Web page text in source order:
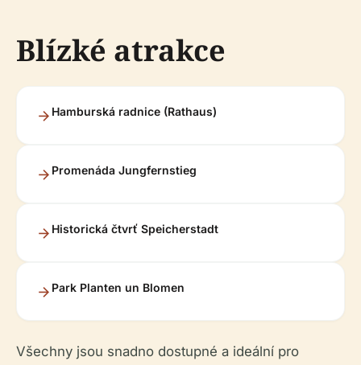
Blízké atrakce
Hamburská radnice (Rathaus)
Promenáda Jungfernstieg
Historická čtvrť Speicherstadt
Park Planten un Blomen
Všechny jsou snadno dostupné a ideální pro